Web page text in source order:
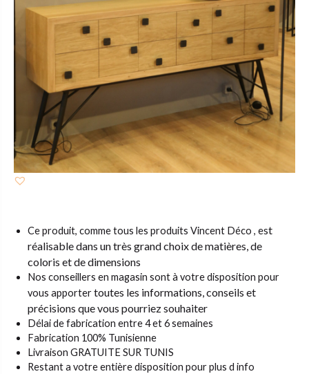
Ce produit, comme tous les produits Vincent Déco , est
réalisable dans un très grand choix de matières,de
coloris et de dimensions
Nos conseillers en magasin sont à votre disposition pour
vous apportertoutes les informations, conseils et
précisions que vous pourriez souhaiter
Délai de fabrication entre 4 et 6 semaines
Fabrication 100% Tunisienne
Livraison GRATUITE SUR TUNIS
Restant a votre entière disposition pour plus d info